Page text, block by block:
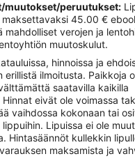
muutokset/peruutukset:
45.00 €
mahdolliset verojen ja
muutoskulut.
hinnoissa ja
erillistä ilmoitusta. Paikkoja
saatavilla kaikilla
Hinnat eivät ole voimassa
vaihdossa kokonaan tai
Lipuissa ei ole
Hintasäännöt kullekkin
maksamista ja